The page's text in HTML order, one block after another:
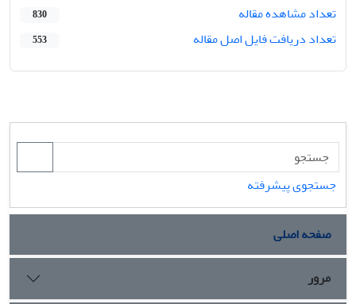
تعداد مشاهده مقاله
830
تعداد دریافت فایل اصل مقاله 553
جستجوی پیشرفته
صفحه اصلی
مرور